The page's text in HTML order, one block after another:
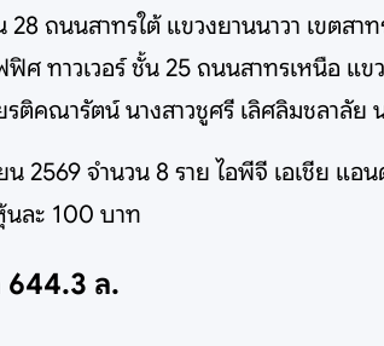
น 28 ถนนสาทรใต้ แขวงยานนาวา เข
ฟิศ ทาวเวอร์ ชั้น 25 ถนนสาทรเหนือ
ยรติคณารัตน์ นางสาวชูศรี เลิศลิมชลาลั
2569 จำนวน 8 ราย ไอพีจี เอเชีย แ
ละ 100 บาท
644.3 ล.